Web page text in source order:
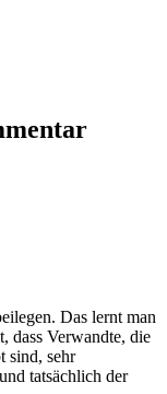
Das lernt man
dass Verwandte, die
sind, sehr
tatsächlich der